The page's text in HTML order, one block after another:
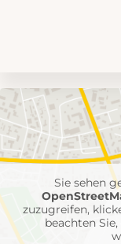
mit
Einheiten
Sie sehen
zuzugreifen,
beachten